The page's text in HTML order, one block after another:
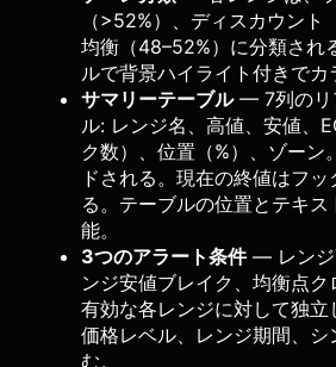
（>52%）、ディスカウン
均衡（48–52%）に分類され
ルで背景ハイライト付きでカ
サマリーテーブル— 7列のリ
ル: レンジ名、高値、安値、
ク数）、位置（%）、ゾーン
ドされる。現在の終値はフ
る。テーブルの位置とテキ
能。
3つのアラート条件— レンジ
ンジ安値ブレイク、均衡点
有効な各レンジに対して独立
価格レベル、レンジ期間、シ
む。